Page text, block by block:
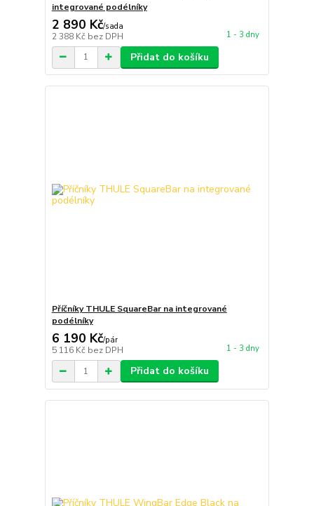
integrované podélníky
2 890 Kč/sada
2 388 Kč bez DPH 1 - 3 dny
Přidat do košíku
Příčníky THULE SquareBar na integrované
podélníky
6 190 Kč/pár
5 116 Kč bez DPH 1 - 3 dny
Přidat do košíku